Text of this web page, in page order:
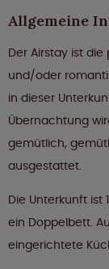
Allgemeine
Der Airstay ist
und/oder
in dieser
Übernachtung
gemütlich,
ausgestattet.
Die Unterkunft ist
ein Doppelbett.
eingerichtete